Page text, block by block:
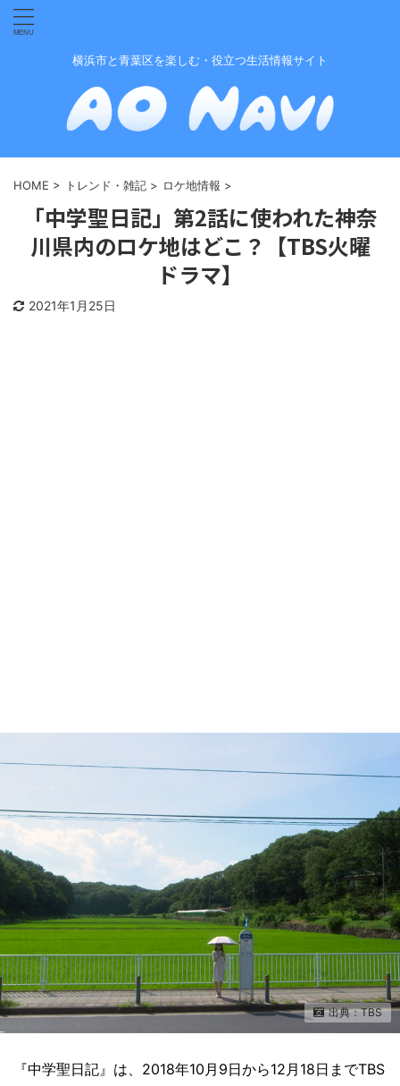
横浜市と青葉区を楽しむ・役立つ生活情報サイト
HOME > トレンド・雑記 > ロケ地情報 >
「中学聖日記」第2話に使われた神奈
川県内のロケ地はどこ？【TBS火曜
ドラマ】
2021年1月25日
出典：TBS
『中学聖日記』は、2018年10月9日から12月18日までTBS